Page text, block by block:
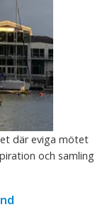
där eviga mötet
och samling